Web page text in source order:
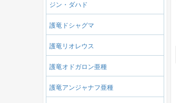
ジン・ダハド
護竜ドシャグマ
護竜リオレウス
護竜オドガロン亜種
護竜アンジャナフ亜種